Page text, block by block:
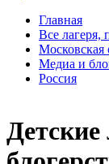
Главная
Все лагеря,
Московская
Медиа и
Россия
Детские